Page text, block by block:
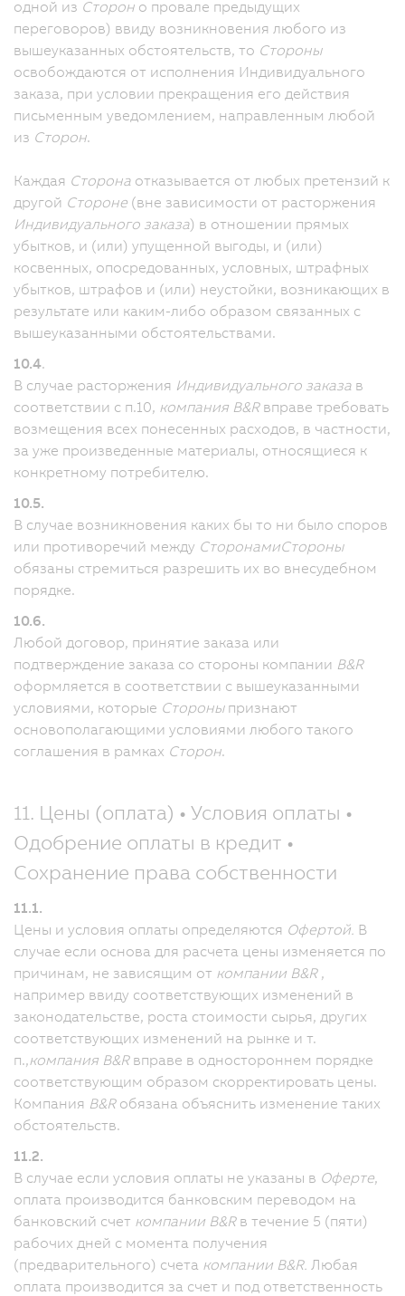
одной из Сторон о провале предыдущих
переговоров) ввиду возникновения любого из
вышеуказанных обстоятельств, то Стороны
освобождаются от исполнения Индивидуального
заказа, при условии прекращения его действия
письменным уведомлением, направленным любой
из Сторон.
Каждая Сторона отказывается от любых претензий к
другой Стороне (вне зависимости от расторжения
Индивидуального заказа) в отношении прямых
убытков, и (или) упущенной выгоды, и (или)
косвенных, опосредованных, условных, штрафных
убытков, штрафов и (или) неустойки, возникающих в
результате или каким-либо образом связанных с
вышеуказанными обстоятельствами.
10.4.
В случае расторжения Индивидуального заказа в
соответствии с п.10, компания B&Rвправе требовать
возмещения всех понесенных расходов, в частности,
за уже произведенные материалы, относящиеся к
конкретному потребителю.
10.5.
В случае возникновения каких бы то ни было споров
или противоречий между СторонамиСтороны
обязаны стремиться разрешить их во внесудебном
порядке.
10.6.
Любой договор, принятие заказа или
подтверждение заказа со стороны компании B&R
оформляется в соответствии с вышеуказанными
условиями, которые Стороныпризнают
основополагающими условиями любого такого
соглашения в рамках Сторон.
11. Цены (оплата) • Условия оплаты •
Одобрение оплаты в кредит •
Сохранение права собственности
11.1.
Цены и условия оплаты определяются Офертой. В
случае если основа для расчета цены изменяется по
причинам, не зависящим от компании B&R,
например ввиду соответствующих изменений в
законодательстве, роста стоимости сырья, других
соответствующих изменений на рынке и т.
п.,компания B&Rвправе в одностороннем порядке
соответствующим образом скорректировать цены.
Компания B&Rобязана объяснить изменение таких
обстоятельств.
11.2.
В случае если условия оплаты не указаны в Оферте,
оплата производится банковским переводом на
банковский счет компании B&Rв течение 5 (пяти)
рабочих дней с момента получения
(предварительного) счета компании B&R. Любая
оплата производится за счет и под ответственность